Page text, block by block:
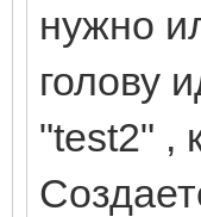
нужно
голову
"test2" ,